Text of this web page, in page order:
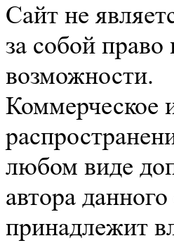
Сайт не
за собой
возможности.
Коммерческое
любом виде
автора
принадлежит